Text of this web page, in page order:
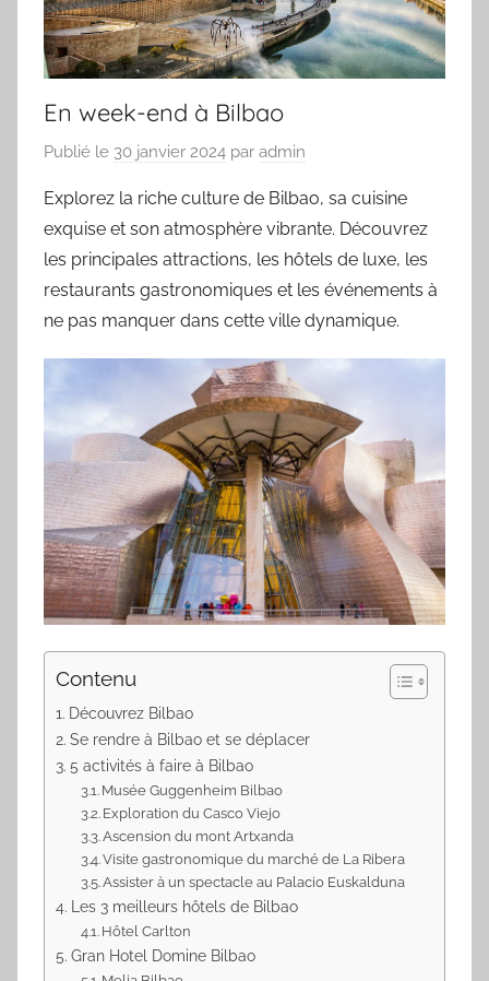
En week-end à Bilbao
Publié le 30 janvier 2024 par admin
Explorez la riche culture de Bilbao, sa cuisine
exquise et son atmosphère vibrante. Découvrez
les principales attractions, les hôtels de luxe, les
restaurants gastronomiques et les événements à
ne pas manquer dans cette ville dynamique.
Contenu
Découvrez Bilbao
Se rendre à Bilbao et se déplacer
5 activités à faire à Bilbao
Musée Guggenheim Bilbao
Exploration du Casco Viejo
Ascension du mont Artxanda
Visite gastronomique du marché de La Ribera
Assister à un spectacle au Palacio Euskalduna
Les 3 meilleurs hôtels de Bilbao
Hôtel Carlton
Gran Hotel Domine Bilbao